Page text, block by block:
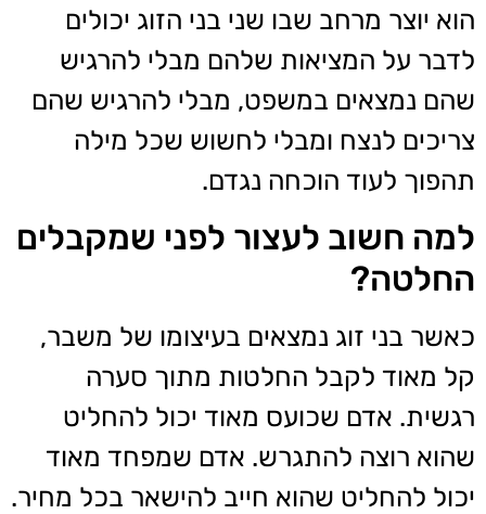
הוא יוצר מרחב שבו שני בני הזוג יכולים
לדבר על המציאות שלהם מבלי להרגיש
שהם נמצאים במשפט, מבלי להרגיש שהם
צריכים לנצח ומבלי לחשוש שכל מילה
תהפוך לעוד הוכחה נגדם.
למה חשוב לעצור לפני שמקבלים
החלטה?
כאשר בני זוג נמצאים בעיצומו של משבר,
קל מאוד לקבל החלטות מתוך סערה
רגשית. אדם שכועס מאוד יכול להחליט
שהוא רוצה להתגרש. אדם שמפחד מאוד
יכול להחליט שהוא חייב להישאר בכל מחיר.